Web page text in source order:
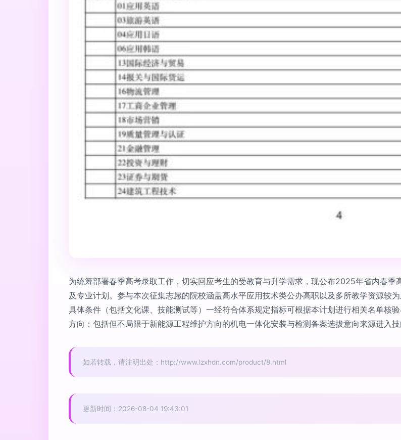
为统筹部署春季高考录取工作，切实回应考生的受教育与升学需求，现公布2025年省内春
及专业计划。参与本次征集志愿的院校涵盖高水平应用技术类公办高职以及多所教学资源较
具体条件（包括文化课、技能测试等）一经符合体系规定指标可根据本计划进行相关名单核
方向：包括但不局限于新能源工程维护方向的机电一体化安装与检测备案选拔意向来源进入技
如若转载，请注明出处：http://www.lzxhdn.com/product/8.html
更新时间：2026-08-04 19:43:01